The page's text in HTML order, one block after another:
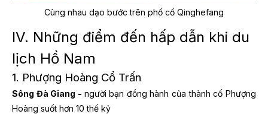
Cùng nhau dạo bước trên phố cổ Qinghefang
IV. Những điểm đến hấp dẫn khi du
lịch Hồ Nam
1. Phượng Hoàng Cổ Trấn
Sông Đà Giang - người bạn đồng hành của thành cố Phượng
Hoàng suốt hơn 10 thế kỷ